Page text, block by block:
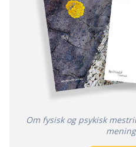
Om fysisk og psykisk